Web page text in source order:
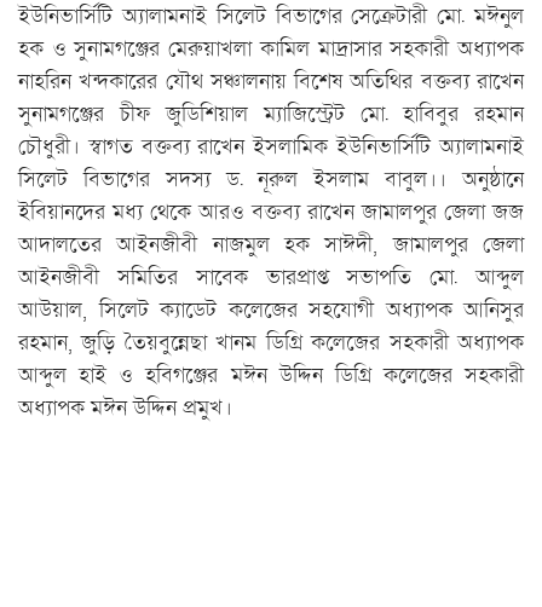
ইউনিভার্সিটি অ্যালামনাই সিলেট বিভাগের সেক্রেটারী মো. মঈনুল
হক ও সুনামগঞ্জের মেরুয়াখলা কামিল মাদ্রাসার সহকারী অধ্যাপক
নাহরিন খন্দকারের যৌথ সঞ্চালনায় বিশেষ অতিথির বক্তব্য রাখেন
সুনামগঞ্জের চীফ জুডিশিয়াল ম্যাজিস্ট্রেট মো. হাবিবুর রহমান
চৌধুরী। স্বাগত বক্তব্য রাখেন ইসলামিক ইউনিভার্সিটি অ্যালামনাই
সিলেট বিভাগের সদস্য ড. নূরুল ইসলাম বাবুল।। অনুষ্ঠানে
ইবিয়ানদের মধ্য থেকে আরও বক্তব্য রাখেন জামালপুর জেলা জজ
আদালতের আইনজীবী নাজমুল হক সাঈদী, জামালপুর জেলা
আইনজীবী সমিতির সাবেক ভারপ্রাপ্ত সভাপতি মো. আব্দুল
আউয়াল, সিলেট ক্যাডেট কলেজের সহযোগী অধ্যাপক আনিসুর
রহমান, জুড়ি তৈয়বুন্নেছা খানম ডিগ্রি কলেজের সহকারী অধ্যাপক
আব্দুল হাই ও হবিগঞ্জের মঈন উদ্দিন ডিগ্রি কলেজের সহকারী
অধ্যাপক মঈন উদ্দিন প্রমুখ।